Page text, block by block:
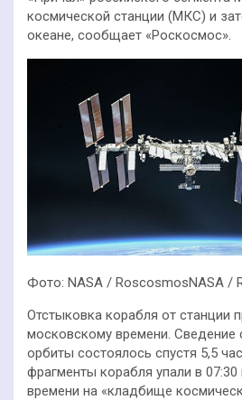
космической станции (МКС) и
океане, сообщает «Роскосмос».
Фото: NASA / RoscosmosNASA /
Отстыковка корабля от станции
московскому времени. Сведение
орбиты состоялось спустя 5,5
фрагменты корабля упали в
времени на «кладбище